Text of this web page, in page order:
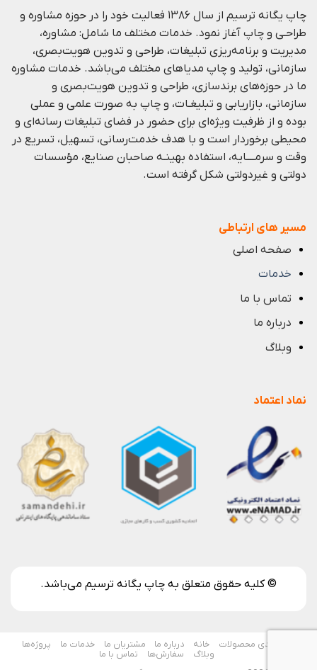
چاپ یگانه ترسیم از سال ۱۳۸۶ فعالیت خود را در حوزه مشاوره و
طراحـی و چاپ آغاز نمود. خدمات مختلف ما شامل: مشاوره،
مدیریت و برنامه‌ریزی تبلیغات، طراحی و تدوین هویت‌بصری،
سازمانی، تولید و چاپ مدیا‌های مختلف می‌باشد. خدمات مشاوره
ما در حوزه‌های برندسازی، طراحی و تدوین هویت‌بصری و
سازمانی، بازاریابی و تبلیغـات، و چاپ به صورت علمی و عملی
بوده و از ظرفيت ويژه‌ای برای حضور در فضای تبليغات رسانه‌ای و
محيطی برخوردار است و با هدف خدمت‌رسانی، تسهيل، تسريع در
وقت و سرمــــايه، استفاده بهينـه صاحبان صنايع، مؤسسات
دولتی و غيردولتی شكل گرفته است.
مسیر های ارتباطی
صفحه اصلی
خدمات
تماس با ما
درباره ما
وبلاگ
نماد اعتماد
© کلیه حقوق متعلق به چاپ یگانه ترسیم می‌باشد.
دسته بندی محصولات خانه درباره ما مشتریان ما خدمات ما
پروژه‌ها
وبلاگ
سفارش‌ها تماس با ما